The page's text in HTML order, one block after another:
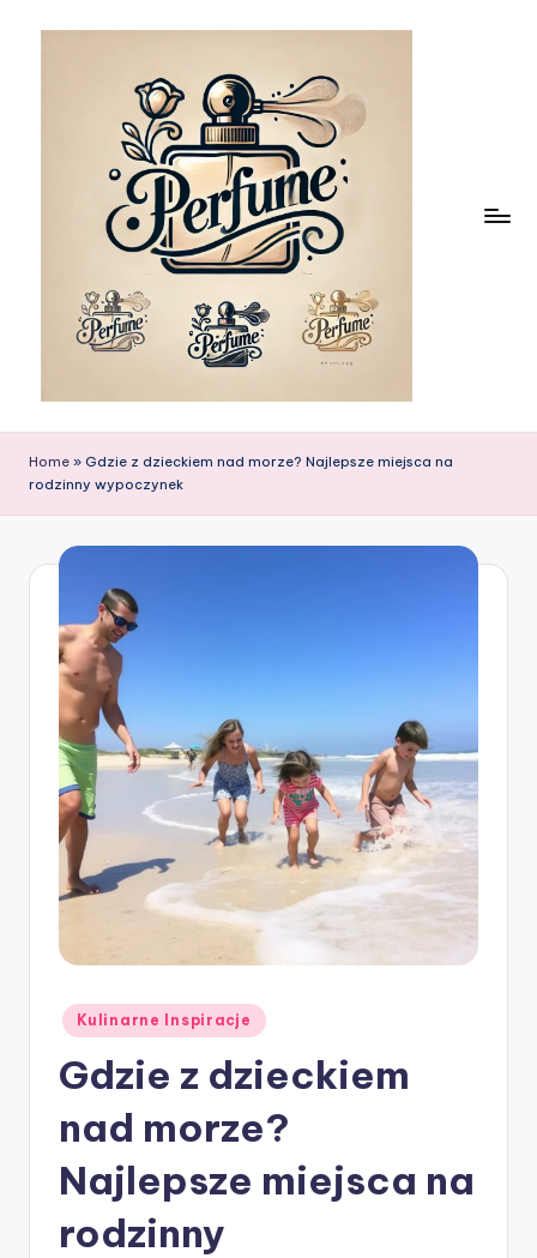
Home » Gdzie z dzieckiem nad morze? Najlepsze miejsca na
rodzinny wypoczynek
Posted
in
Kulinarne Inspiracje
Gdzie z dzieckiem
nad morze?
Najlepsze miejsca na
rodzinny